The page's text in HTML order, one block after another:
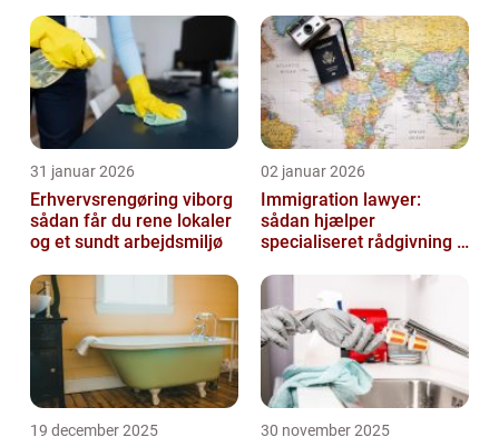
31 januar 2026
Erhvervsrengøring viborg
sådan får du rene lokaler
og et sundt arbejdsmiljø
02 januar 2026
Immigration lawyer:
sådan hjælper
specialiseret rådgivning i
19 december 2025 30 november 2025